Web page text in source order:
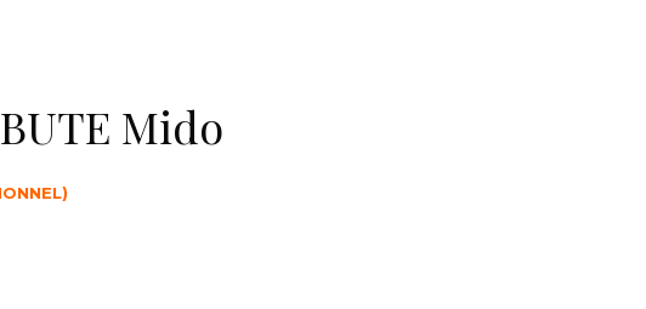
Mido